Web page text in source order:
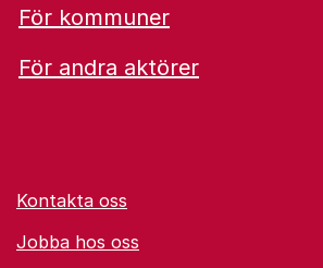
För kommuner
För andra aktörer
Kontakta oss
Jobba hos oss